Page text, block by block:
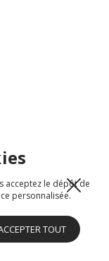
acceptez le dépôt de
personnalisée.
TOUT